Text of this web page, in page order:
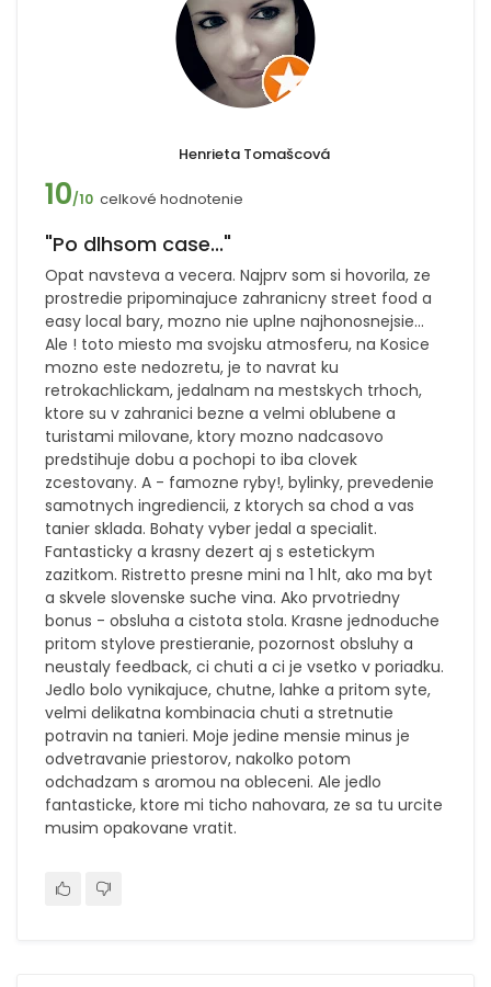
Henrieta Tomašcová
10/10 celkové hodnotenie
"Po dlhsom case..."
Opat navsteva a vecera. Najprv som si hovorila, ze
prostredie pripominajuce zahranicny street food a
easy local bary, mozno nie uplne najhonosnejsie...
Ale ! toto miesto ma svojsku atmosferu, na Kosice
mozno este nedozretu, je to navrat ku
retrokachlickam, jedalnam na mestskych trhoch,
ktore su v zahranici bezne a velmi oblubene a
turistami milovane, ktory mozno nadcasovo
predstihuje dobu a pochopi to iba clovek
zcestovany. A - famozne ryby!, bylinky, prevedenie
samotnych ingrediencii, z ktorych sa chod a vas
tanier sklada. Bohaty vyber jedal a specialit.
Fantasticky a krasny dezert aj s estetickym
zazitkom. Ristretto presne mini na 1 hlt, ako ma byt
a skvele slovenske suche vina. Ako prvotriedny
bonus - obsluha a cistota stola. Krasne jednoduche
pritom stylove prestieranie, pozornost obsluhy a
neustaly feedback, ci chuti a ci je vsetko v poriadku.
Jedlo bolo vynikajuce, chutne, lahke a pritom syte,
velmi delikatna kombinacia chuti a stretnutie
potravin na tanieri. Moje jedine mensie minus je
odvetravanie priestorov, nakolko potom
odchadzam s aromou na obleceni. Ale jedlo
fantasticke, ktore mi ticho nahovara, ze sa tu urcite
musim opakovane vratit.